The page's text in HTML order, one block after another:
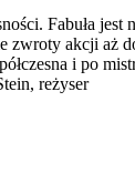
Fabuła
akcji
i po
reżyser